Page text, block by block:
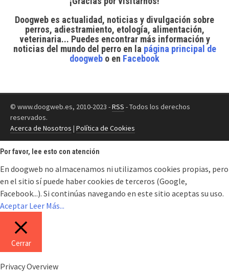
Doogweb es actualidad, noticias y divulgación sobre
perros, adiestramiento, etología, alimentación,
veterinaria... Puedes encontrar más información y
noticias del mundo del perroen la página principal de
doogweb o en Facebook
© www.doogweb.es, 2010-2023 -RSS - Todos los derechos
reservados.
Acerca de Nosotros | Política de Cookies
Por favor, lee esto con atención
En doogweb no almacenamos ni utilizamos cookies propias, pero
en el sitio sí puede haber cookies de terceros (Google,
Facebook...). Si continúas navegando en este sitio aceptas su uso.
Aceptar Leer Más...
Cerrar
Privacy Overview